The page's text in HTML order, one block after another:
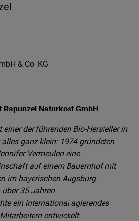
& Co. KG
Naturkost GmbH
der führenden Bio-Hersteller in
ganz klein: 1974 gründeten
Vermeulen eine
auf einem Bauernhof mit
im bayerischen Augsburg.
über 35 Jahren
ein international agierendes
entwickelt.